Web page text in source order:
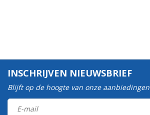
INSCHRIJVEN NIEUWSBRIEF
Blijft op de hoogte van onze aanbiedingen